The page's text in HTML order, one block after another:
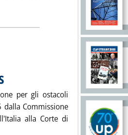
tutta la notizia: 'Autostrade
. Pubblicata giovedì 20 marzo 2008 alle 14.57.
per gli ostacoli
Commissione
alla Corte di
. In vista un'ultima trasferta a